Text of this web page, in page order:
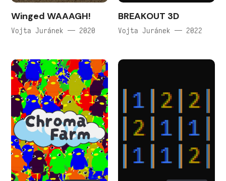
Winged WAAAGH!
Vojta Juránek — 2020
BREAKOUT 3D
Vojta Juránek — 2022